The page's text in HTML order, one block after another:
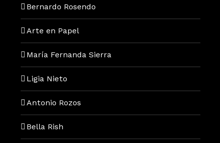
Bernardo Rosendo
Arte en Papel
María Fernanda Sierra
Ligia Nieto
Antonio Rozos
Bella Rish